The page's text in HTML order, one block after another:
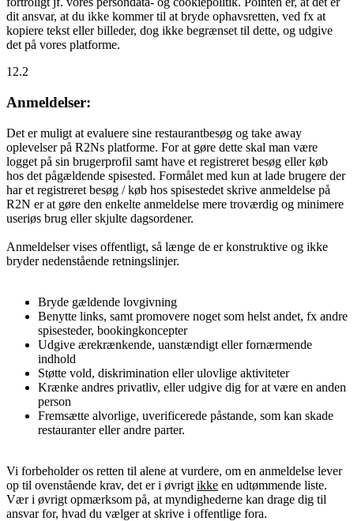
dit ansvar, at du ikke kommer til at bryde ophavsretten, ved fx at
kopiere tekst eller billeder, dog ikke begrænset til dette, og udgive
det på vores platforme.
12.2
Anmeldelser:
Det er muligt at evaluere sine restaurantbesøg og take away
oplevelser på R2Ns platforme. For at gøre dette skal man være
logget på sin brugerprofil samt have et registreret besøg eller køb
hos det pågældende spisested. Formålet med kun at lade brugere der
har et registreret besøg / køb hos spisestedet skrive anmeldelse på
R2N er at gøre den enkelte anmeldelse mere troværdig og minimere
useriøs brug eller skjulte dagsordener.
Anmeldelser vises offentligt, så længe de er konstruktive og ikke
bryder nedenstående retningslinjer.
Bryde gældende lovgivning
Benytte links, samt promovere noget som helst andet, fx andre
spisesteder, bookingkoncepter
Udgive ærekrænkende, uanstændigt eller fornærmende
indhold
Støtte vold, diskrimination eller ulovlige aktiviteter
Krænke andres privatliv, eller udgive dig for at være en anden
person
Fremsætte alvorlige, uverificerede påstande, som kan skade
restauranter eller andre parter.
Vi forbeholder os retten til alene at vurdere, om en anmeldelse lever
op til ovenstående krav, det er i øvrigt ikke en udtømmende liste.
Vær i øvrigt opmærksom på, at myndighederne kan drage dig til
ansvar for, hvad du vælger at skrive i offentlige fora.